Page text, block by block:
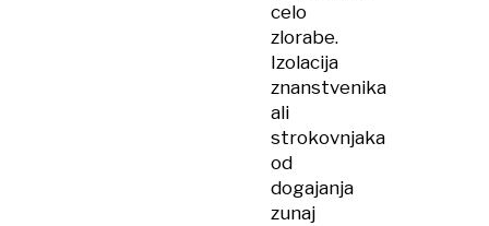
celo
zlorabe.
Izolacija
znanstvenika
ali
strokovnjaka
od
dogajanja
zunaj